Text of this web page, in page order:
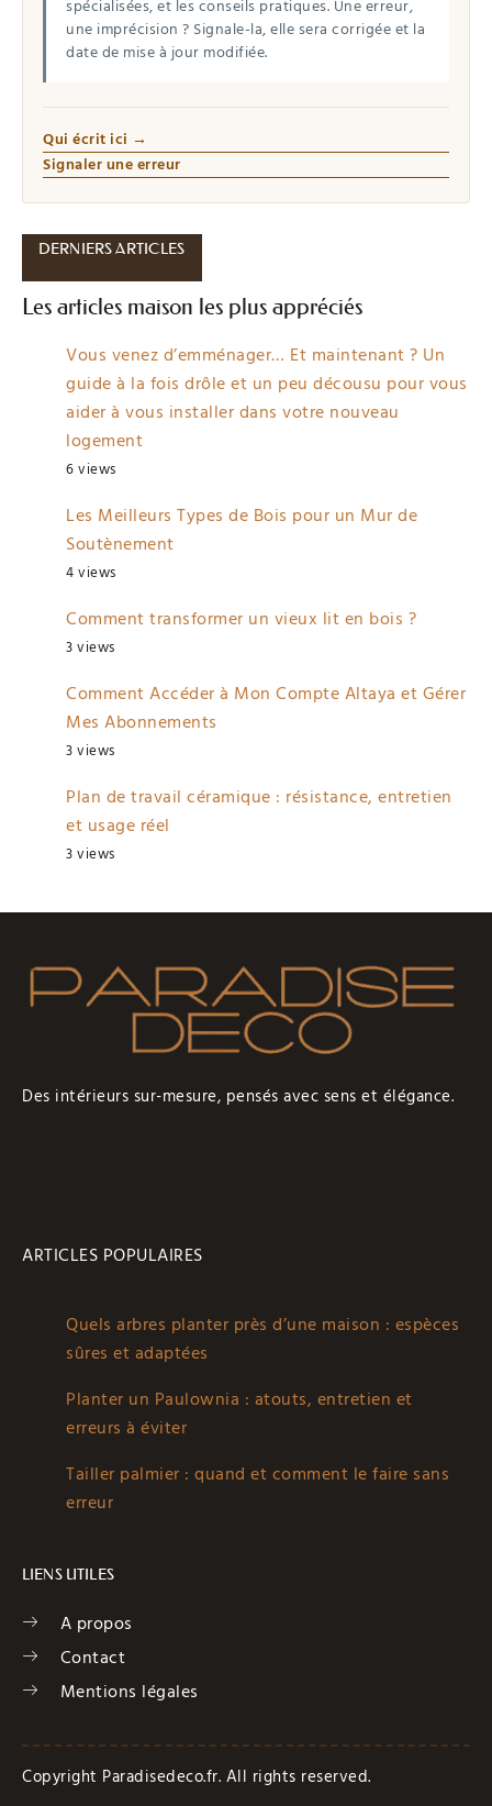
spécialisées, et les conseils pratiques. Une erreur,
une imprécision ? Signale-la, elle sera corrigée et la
date de mise à jour modifiée.
Qui écrit ici →
Signaler une erreur
DERNIERS ARTICLES
Les articles maison les plus appréciés
Vous venez d’emménager… Et maintenant ? Un
guide à la fois drôle et un peu décousu pour vous
aider à vous installer dans votre nouveau
logement
6 views
Les Meilleurs Types de Bois pour un Mur de
Soutènement
4 views
Comment transformer un vieux lit en bois ?
3 views
Comment Accéder à Mon Compte Altaya et Gérer
Mes Abonnements
3 views
Plan de travail céramique : résistance, entretien
et usage réel
3 views
Des intérieurs sur-mesure, pensés avec sens et élégance.
ARTICLES POPULAIRES
Quels arbres planter près d’une maison : espèces
sûres et adaptées
Planter un Paulownia : atouts, entretien et
erreurs à éviter
Tailler palmier : quand et comment le faire sans
erreur
LIENS UTILES
A propos
Contact
Mentions légales
Copyright Paradisedeco.fr. All rights reserved.